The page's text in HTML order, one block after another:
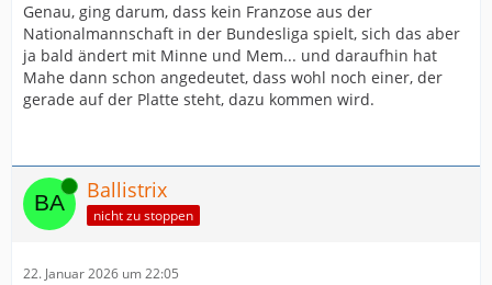
Genau, ging darum, dass kein Franzose aus der
Nationalmannschaft in der Bundesliga spielt, sich das aber
ja bald ändert mit Minne und Mem... und daraufhin hat
Mahe dann schon angedeutet, dass wohl noch einer, der
gerade auf der Platte steht, dazu kommen wird.
Online Ballistrix
nicht zu stoppen
22. Januar 2026 um 22:05